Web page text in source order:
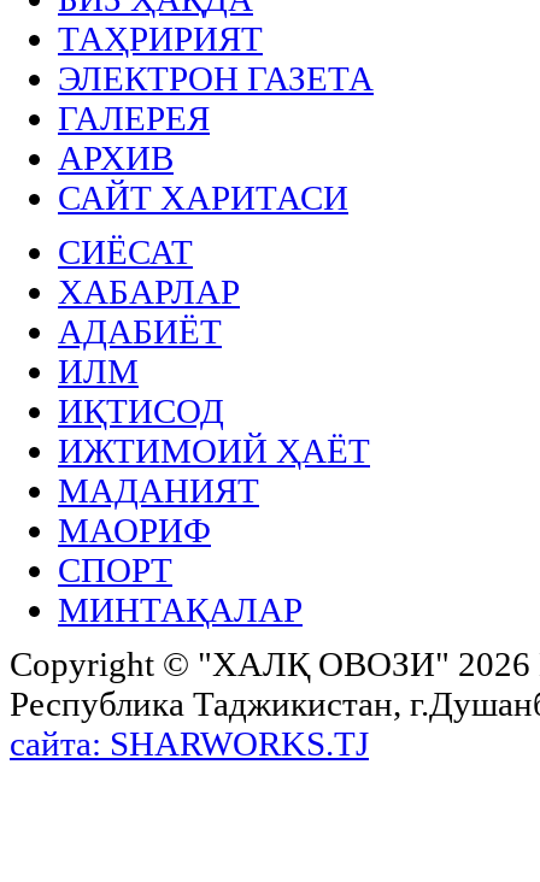
ТАҲРИРИЯТ
ЭЛЕКТРОН ГАЗЕТА
ГАЛЕРЕЯ
АРХИВ
САЙТ ХАРИТАСИ
СИЁСАТ
ХАБАРЛАР
АДАБИЁТ
ИЛМ
ИҚТИСОД
ИЖТИМОИЙ ҲАЁТ
МАДАНИЯТ
МАОРИФ
СПОРТ
МИНТАҚАЛАР
Copyright © "ХАЛҚ ОВОЗИ"
Республика Таджикистан,
сайта: SHARWORKS.TJ